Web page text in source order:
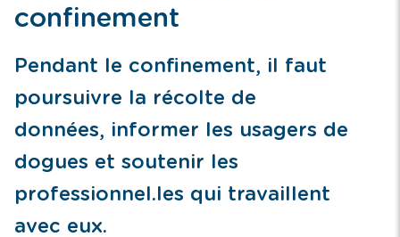
confinement
Pendant le confinement, il faut
poursuivre la récolte de
données, informer les usagers de
dogues et soutenir les
professionnel.les qui travaillent
avec eux.